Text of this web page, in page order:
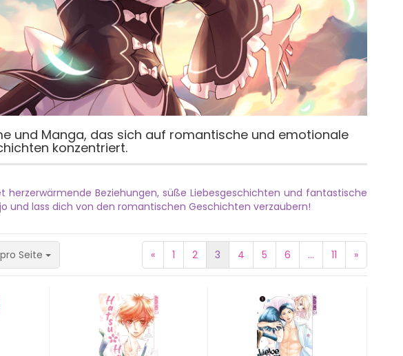
und Manga, das sich auf romantische und emotionale
konzentriert.
Beziehungen, süße Liebesgeschichten und fantastische
und lass dich von den romantischen Geschichten verzaubern!
Seite
Seite « 1 2 3 4 5 6 ... 11 »